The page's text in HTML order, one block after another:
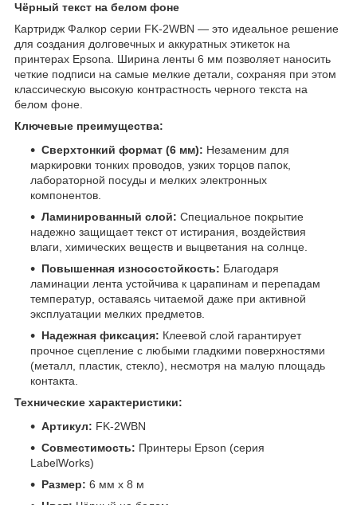
Чёрный текст на белом фоне
Картридж Фалкор серии FK-2WBN — это идеальное решение
для создания долговечных и аккуратных этикеток на
принтерах Epsonа. Ширина ленты 6 мм позволяет наносить
четкие подписи на самые мелкие детали, сохраняя при этом
классическую высокую контрастность черного текста на
белом фоне.
Ключевые преимущества:
Сверхтонкий формат (6 мм): Незаменим для
маркировки тонких проводов, узких торцов папок,
лабораторной посуды и мелких электронных
компонентов.
Ламинированный слой: Специальное покрытие
надежно защищает текст от истирания, воздействия
влаги, химических веществ и выцветания на солнце.
Повышенная износостойкость: Благодаря
ламинации лента устойчива к царапинам и перепадам
температур, оставаясь читаемой даже при активной
эксплуатации мелких предметов.
Надежная фиксация: Клеевой слой гарантирует
прочное сцепление с любыми гладкими поверхностями
(металл, пластик, стекло), несмотря на малую площадь
контакта.
Технические характеристики:
Артикул: FK-2WBN
Совместимость: Принтеры Epson (серия
LabelWorks)
Размер: 6 мм х 8 м